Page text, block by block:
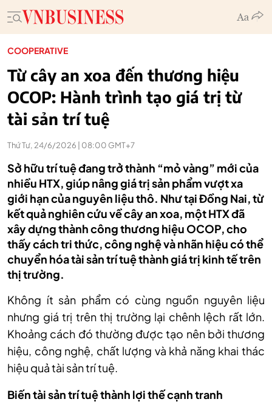
COOPERATIVE
Từ cây an xoa đến thương hiệu
OCOP: Hành trình tạo giá trị từ
tài sản trí tuệ
Thứ Tư, 24/6/2026 | 08:00 GMT+7
Sở hữu trí tuệ đang trở thành “mỏ vàng” mới của
nhiều HTX, giúp nâng giá trị sản phẩm vượt xa
giới hạn của nguyên liệu thô. Như tại Đồng Nai, từ
kết quả nghiên cứu về cây an xoa, một HTX đã
xây dựng thành công thương hiệu OCOP, cho
thấy cách tri thức, công nghệ và nhãn hiệu có thể
chuyển hóa tài sản trí tuệ thành giá trị kinh tế trên
thị trường.
Không ít sản phẩm có cùng nguồn nguyên liệu
nhưng giá trị trên thị trường lại chênh lệch rất lớn.
Khoảng cách đó thường được tạo nên bởi thương
hiệu, công nghệ, chất lượng và khả năng khai thác
hiệu quả tài sản trí tuệ.
Biến tài sản trí tuệ thành lợi thế cạnh tranh